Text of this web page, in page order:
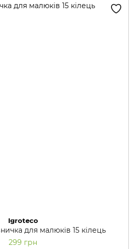
Igroteco
для малюків 15 кілець
299 грн